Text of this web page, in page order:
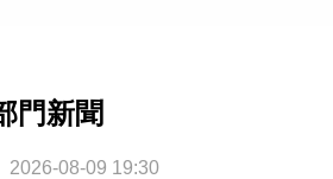
門新聞
2026-08-09 19:30